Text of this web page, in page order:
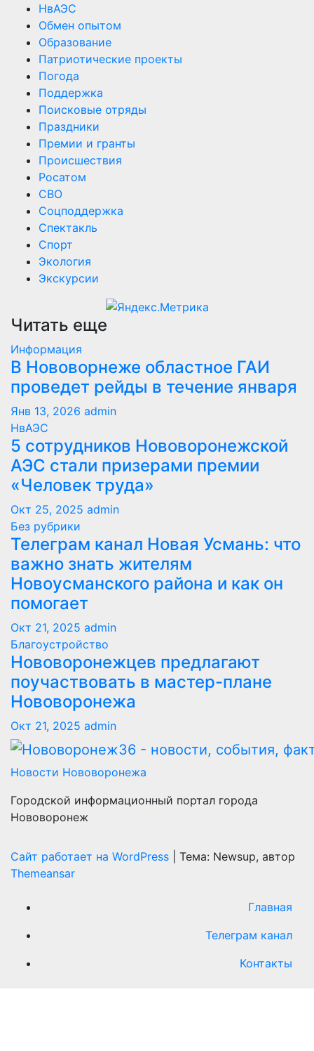
НвАЭС
Обмен опытом
Образование
Патриотические проекты
Погода
Поддержка
Поисковые отряды
Праздники
Премии и гранты
Происшествия
Росатом
СВО
Соцподдержка
Спектакль
Спорт
Экология
Экскурсии
Читать еще
Информация
В Нововорнеже областное ГАИ
проведет рейды в течение января
Янв 13, 2026 admin
НвАЭС
5 сотрудников Нововоронежской
АЭС стали призерами премии
«Человек труда»
Окт 25, 2025 admin
Без рубрики
Телеграм канал Новая Усмань: что
важно знать жителям
Новоусманского района и как он
помогает
Окт 21, 2025 admin
Благоустройство
Нововоронежцев предлагают
поучаствовать в мастер-плане
Нововоронежа
Окт 21, 2025 admin
Новости Нововоронежа
Городской информационный портал города
Нововоронеж
Сайт работает на WordPress
Тема: Newsup, автор
Themeansar
Главная
Телеграм канал
Контакты